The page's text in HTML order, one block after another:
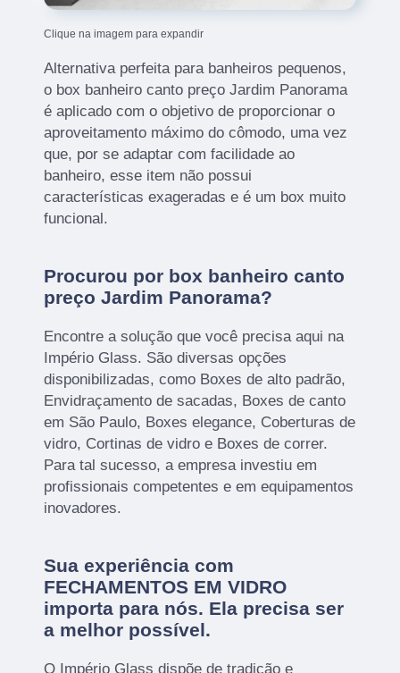
Clique na imagem para expandir
Alternativa perfeita para banheiros pequenos,
o box banheiro canto preço Jardim Panorama
é aplicado com o objetivo de proporcionar o
aproveitamento máximo do cômodo, uma vez
que, por se adaptar com facilidade ao
banheiro, esse item não possui
características exageradas e é um box muito
funcional.
Procurou por box banheiro canto
preço Jardim Panorama?
Encontre a solução que você precisa aqui na
Império Glass. São diversas opções
disponibilizadas, como Boxes de alto padrão,
Envidraçamento de sacadas, Boxes de canto
em São Paulo, Boxes elegance, Coberturas de
vidro, Cortinas de vidro e Boxes de correr.
Para tal sucesso, a empresa investiu em
profissionais competentes e em equipamentos
inovadores.
Sua experiência com
FECHAMENTOS EM VIDRO
importa para nós. Ela precisa ser
a melhor possível.
O Império Glass dispõe de tradição e